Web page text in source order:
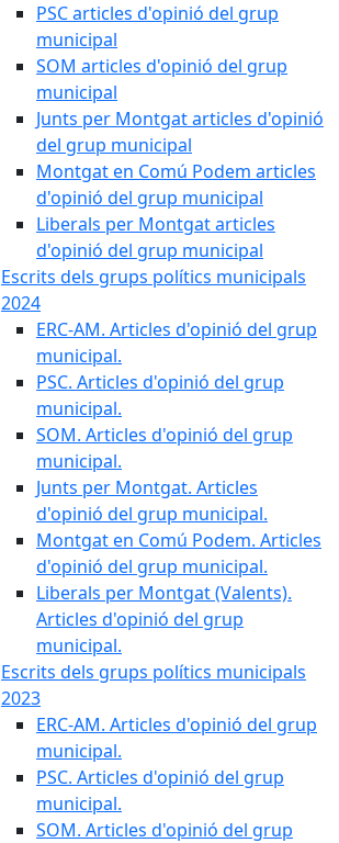
PSC articles d'opinió del grup
municipal
SOM articles d'opinió del grup
municipal
Junts per Montgat articles d'opinió
del grup municipal
Montgat en Comú Podem articles
d'opinió del grup municipal
Liberals per Montgat articles
d'opinió del grup municipal
Escrits dels grups polítics municipals
2024
ERC-AM. Articles d'opinió del grup
municipal.
PSC. Articles d'opinió del grup
municipal.
SOM. Articles d'opinió del grup
municipal.
Junts per Montgat. Articles
d'opinió del grup municipal.
Montgat en Comú Podem. Articles
d'opinió del grup municipal.
Liberals per Montgat (Valents).
Articles d'opinió del grup
municipal.
Escrits dels grups polítics municipals
2023
ERC-AM. Articles d'opinió del grup
municipal.
PSC. Articles d'opinió del grup
municipal.
SOM. Articles d'opinió del grup